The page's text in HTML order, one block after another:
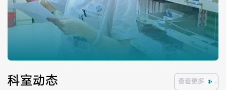
出/入院服务 健康科普
特殊人群服务
科室动态 查看更多